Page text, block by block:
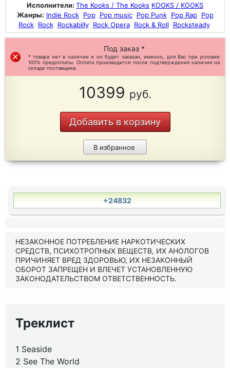
Исполнители: The Kooks / The Kooks KOOKS / KOOKS
Жанры: Indie Rock Pop Pop music Pop Punk Pop Rap Pop
Rock Rock Rockabilly Rock Opera Rock & Roll Rocksteady
Под заказ *
* товара нет в наличии и он будет заказан, именно, для Вас при условии
100% предоплаты. Оплата производится после подтверждения наличия на
складе поставщика.
10399 руб.
Добавить в корзину
В избранное
+24832
НЕЗАКОННОЕ ПОТРЕБЛЕНИЕ НАРКОТИЧЕСКИХ
СРЕДСТВ, ПСИХОТРОПНЫХ ВЕЩЕСТВ, ИХ АНОЛОГОВ
ПРИЧИНЯЕТ ВРЕД ЗДОРОВЬЮ, ИХ НЕЗАКОННЫЙ
ОБОРОТ ЗАПРЕЩЕН И ВЛЕЧЕТ УСТАНОВЛЕННУЮ
ЗАКОНОДАТЕЛЬСТВОМ ОТВЕТСТВЕННОСТЬ.
Треклист
1 Seaside
2 See The World